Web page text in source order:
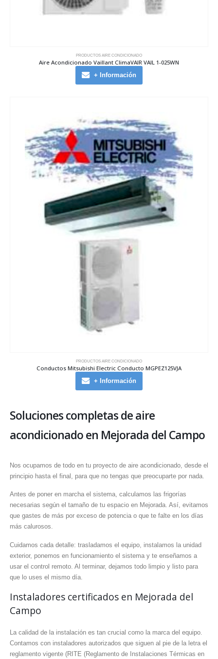
PRODUCTOS AIRE CONDICIONADO
Aire Acondicionado Vaillant ClimaVAIR VAIL 1-025WN
+ Información
PRODUCTOS AIRE CONDICIONADO
Conductos Mitsubishi Electric Conducto MGPEZ125VJA
+ Información
Soluciones completas de aire
acondicionado en Mejorada del Campo
Nos ocupamos de todo en tu proyecto de aire acondicionado, desde el
principio hasta el final, para que no tengas que preocuparte por nada.
Antes de poner en marcha el sistema, calculamos las frigorías
necesarias según el tamaño de tu espacio en Mejorada. Así, evitamos
que gastes de más por exceso de potencia o que te falte en los días
más calurosos.
Cuidamos cada detalle: trasladamos el equipo, instalamos la unidad
exterior, ponemos en funcionamiento el sistema y te enseñamos a
usar el control remoto. Al terminar, dejamos todo limpio y listo para
que lo uses el mismo día.
Instaladores certificados en Mejorada del
Campo
La calidad de la instalación es tan crucial como la marca del equipo.
Contamos con instaladores autorizados que siguen al pie de la letra el
reglamento vigente (RITE (Reglamento de Instalaciones Térmicas en